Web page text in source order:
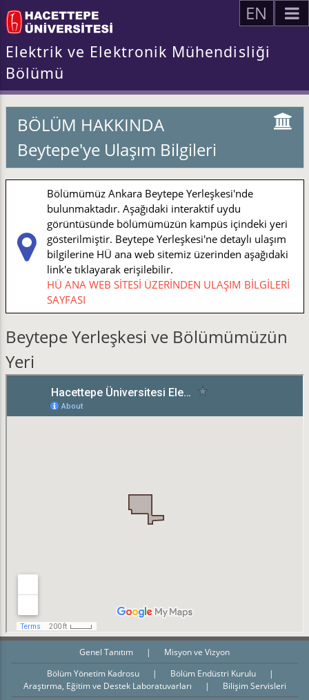
EN
Elektrik ve Elektronik Mühendisliği
Bölümü
BÖLÜM HAKKINDA
Beytepe'ye Ulaşım Bilgileri
Bölümümüz Ankara Beytepe Yerleşkesi'nde
bulunmaktadır. Aşağıdaki interaktif uydu
görüntüsünde bölümümüzün kampüs içindeki yeri
gösterilmiştir. Beytepe Yerleşkesi'ne detaylı ulaşım
bilgilerine HÜ ana web sitemiz üzerinden aşağıdaki
link'e tıklayarak erişilebilir.
HÜ ANA WEB SİTESİ ÜZERİNDEN ULAŞIM BİLGİLERİ
SAYFASI
Beytepe Yerleşkesi ve Bölümümüzün
Yeri
Genel Tanıtım |
Misyon ve Vizyon
Bölüm Yönetim Kadrosu
| Bölüm Endüstri Kurulu
|
Araştırma, Eğitim ve Destek Laboratuvarları
|
Bilişim Servisleri